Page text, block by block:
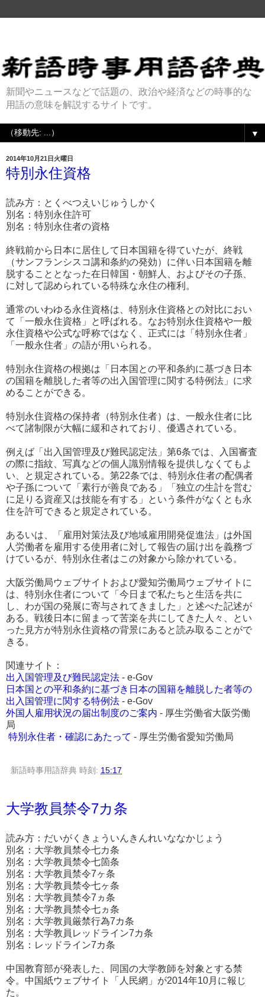
新聞やニュースなどで話題の、政治や経済などの時事的な
用語の意味を解説するサイトです。
▼
2014年10月21日火曜日
特別永住資格
読み方：とくべつえいじゅうしかく
別名：特別永住許可
別名：特別永住者の資格
終戦前から日本に居住して日本国籍を得ていたが、終戦
（サンフランシスコ講和条約の発効）に伴い日本国籍を離
脱することとなった在日韓国・朝鮮人、およびその子孫、
に対して認められている特殊な永住の権利。
通常のいわゆる永住資格は、特別永住資格との対比におい
て「一般永住資格」と呼ばれる。なお特別永住資格や一般
永住資格や公式な呼称ではなく、正式には「特別永住者」
「一般永住者」の語が用いられる。
特別永住資格の根拠は「日本国との平和条約に基づき日本
の国籍を離脱した者等の出入国管理に関する特例法」に求
めることができる。
特別永住資格の保持者（特別永住者）は、一般永住者に比
べて諸制限が大幅に緩和されており、優遇されている。
例えば「出入国管理及び難民認定法」第6条では、入国審査
の際に指紋、写真などの個人識別情報を提供しなくてもよ
い、と規定されている。第22条では、特別永住者の配偶者
や子孫について「素行が善良である」「独立の生計を営む
に足りる資産又は技能を有する」という条件がなくとも永
住を許可できると規定されている。
あるいは、「雇用対策法及び地域雇用開発促進法」は外国
人労働者を雇用する使用者に対して報告の届け出を義務づ
けているが、特別永住者はこの対象から除かれている。
大阪労働局ウェブサイトおよび愛知労働局ウェブサイトに
は、特別永住者について「今日まで私たちと生活を共に
し、わが国の発展に寄与されてきました」と述べた記述が
ある。戦後日本に留まって苦楽を共にしてきた人々、とい
った見方が特別永住資格の背景にあると読み取ることがで
きる。
関連サイト：
出入国管理及び難民認定法 - e-Gov
日本国との平和条約に基づき日本の国籍を離脱した者等の
出入国管理に関する特例法 - e-Gov
外国人雇用状況の届出制度のご案内 - 厚生労働省大阪労働
局
特別永住者・確認にあたって - 厚生労働省愛知労働局
新語時事用語辞典 時刻: 15:17
大学教員禁令7カ条
読み方：だいがくきょういんきんれいななかじょう
別名：大学教員禁令七カ条
別名：大学教員禁令七箇条
別名：大学教員禁令7ヶ条
別名：大学教員禁令七ヶ条
別名：大学教員禁令7ヵ条
別名：大学教員禁令七ヵ条
別名：大学教員厳禁行為7カ条
別名：大学教員レッドライン7カ条
別名：レッドライン7カ条
中国教育部が発表した、同国の大学教師を対象とする禁
令。中国紙ウェブサイト「人民網」が2014年10月に報じ
た。